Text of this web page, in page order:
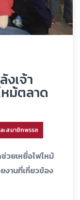
งเจ้า
ม้ตลาด
ะสมาชิกพรรค
วยเหยื่อไฟไหม้
งานที่เกี่ยวข้อง